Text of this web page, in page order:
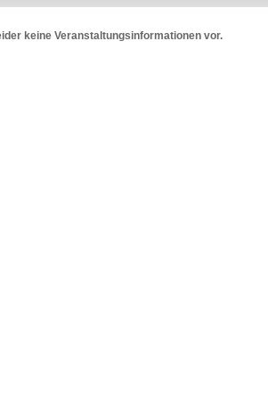
keine Veranstaltungsinformationen vor.